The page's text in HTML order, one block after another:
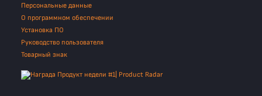
Персональные данные
О программном обеспечении
Установка ПО
Руководство пользователя
Товарный знак